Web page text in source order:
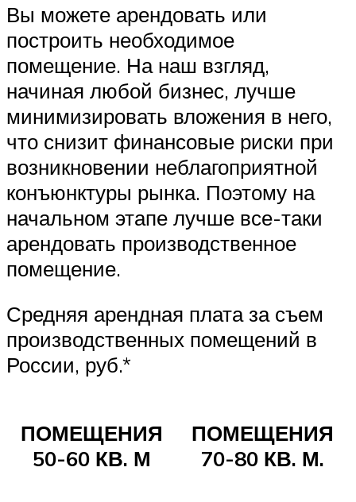
Вы можете арендовать или
построить необходимое
помещение. На наш взгляд,
начиная любой бизнес, лучше
минимизировать вложения в него,
что снизит финансовые риски при
возникновении неблагоприятной
конъюнктуры рынка. Поэтому на
начальном этапе лучше все-таки
арендовать производственное
помещение.
Средняя арендная плата за съем
производственных помещений в
России, руб.*
ПОМЕЩЕНИЯ
50-60 КВ. М
ПОМЕЩЕНИЯ
70-80 КВ. М.